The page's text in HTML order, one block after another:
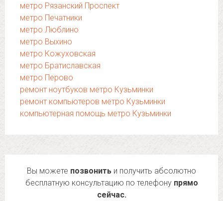
метро Рязанский Проспект
метро Печатники
метро Люблино
метро Выхино
метро Кожуховская
метро Братиславская
метро Перово
ремонт ноутбуков метро Кузьминки
ремонт компьютеров метро Кузьминки
компьютерная помощь метро Кузьминки
Вы можете позвонить и получить абсолютно
бесплатную консультацию по телефону прямо
сейчас.